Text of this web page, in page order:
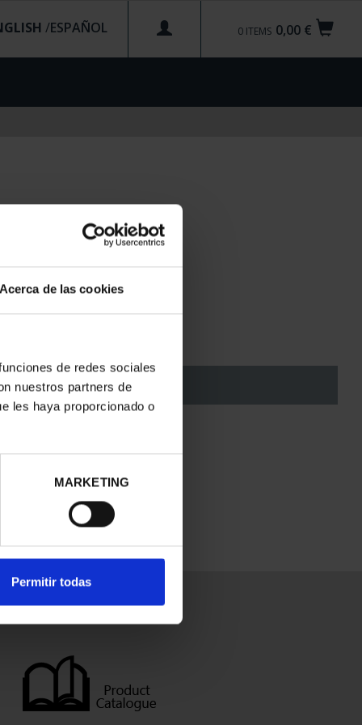
Acerca de las cookies
de redes sociales
nuestros partners de
les haya proporcionado o
MARKETING
Permitir todas
0,00 €
0 ITEMS
/
OUT OF STOCK
for the inconvenience.